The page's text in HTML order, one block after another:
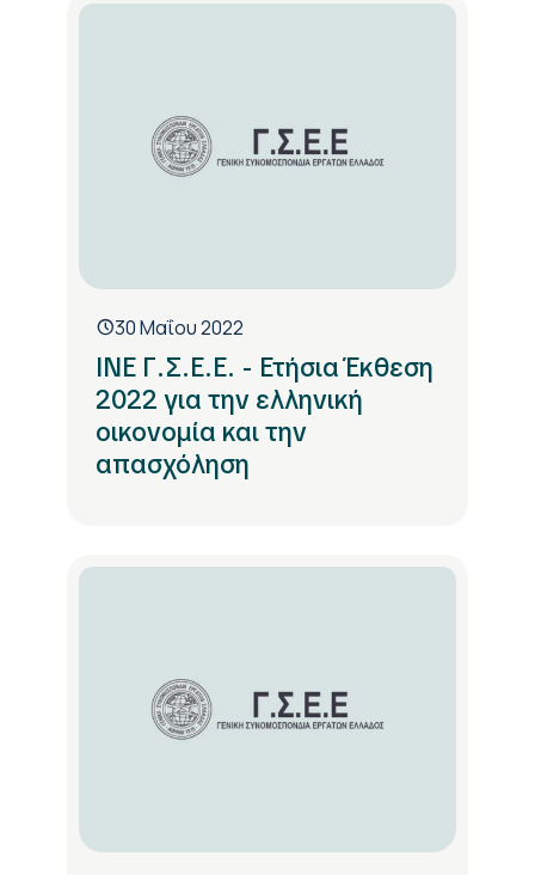
30 Μαΐου 2022
ΙΝΕ Γ.Σ.Ε.Ε. - Ετήσια Έκθεση
2022 για την ελληνική
οικονομία και την
απασχόληση